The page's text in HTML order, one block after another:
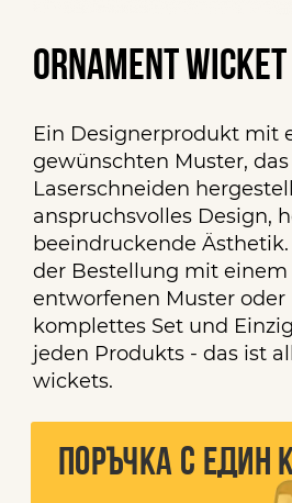
Ornament wicket
Ein Designerprodukt mit
gewünschten Muster,
Laserschneiden
anspruchsvolles Design,
beeindruckende
der Bestellung mit einem
entworfenen Muster oder
komplettes Set und
jeden Produkts - das ist
wickets.
ПОРЪЧКА С ЕДИН